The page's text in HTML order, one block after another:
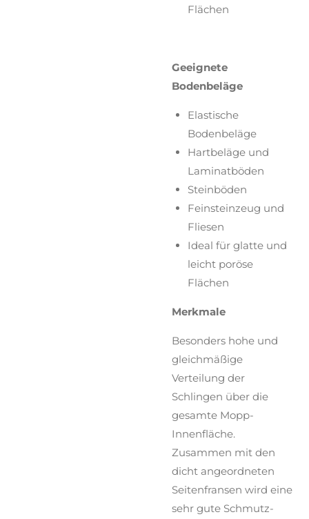
Flächen
Geeignete
Bodenbeläge
Elastische
Bodenbeläge
Hartbeläge und
Laminatböden
Steinböden
Feinsteinzeug und
Fliesen
Ideal für glatte und
leicht poröse
Flächen
Merkmale
Besonders hohe und
gleichmäßige
Verteilung der
Schlingen über die
gesamte Mopp-
Innenfläche.
Zusammen mit den
dicht angeordneten
Seitenfransen wird eine
sehr gute Schmutz-